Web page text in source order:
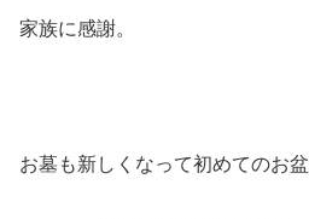
家族に感謝。
お墓も新しくなって初めてのお盆